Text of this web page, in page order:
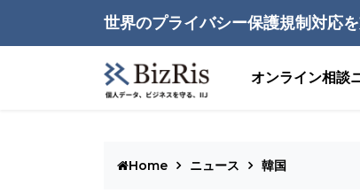
世界のプライバシー保護規制対応
オンライン相談
Home ニュース 韓国